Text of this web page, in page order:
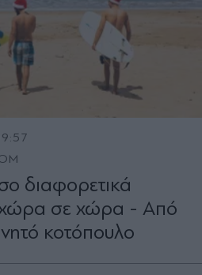
διαφορετικά
χώρα σε χώρα - Από
κοτόπουλο